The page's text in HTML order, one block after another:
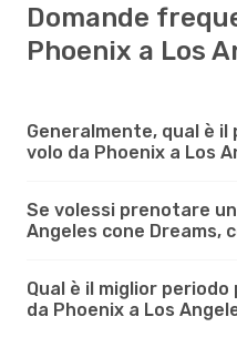
Domande
Phoenix a Los
Generalmente, qual è il
volo da Phoenix a Los
Se volessi prenotare
Angeles cone Dreams,
Qual è il miglior
da Phoenix a Los